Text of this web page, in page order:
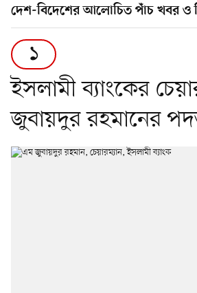
দেশ-বিদেশের আলোচিত পাঁচ খবর ও
১
ইসলামী ব্যাংকের
জুবায়দুর রহমানের